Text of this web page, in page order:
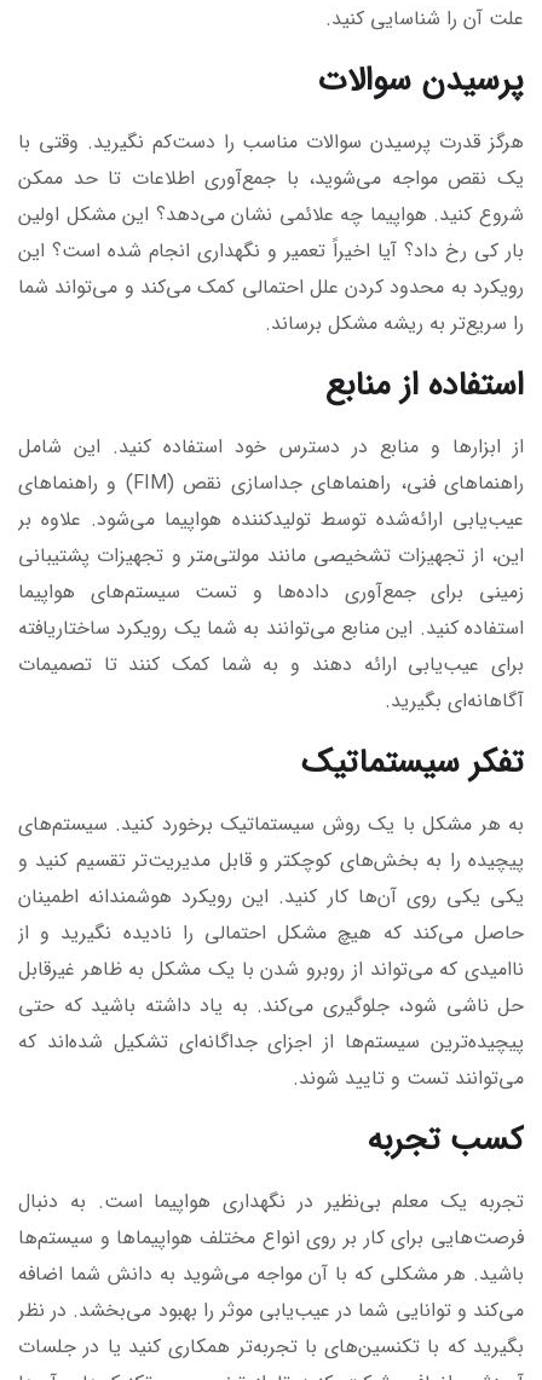
علت آن را شناسایی کنید.
پرسیدن سوالات
هرگز قدرت پرسیدن سوالات مناسب را دست‌کم نگیرید. وقتی با
یک نقص مواجه می‌شوید، با جمع‌آوری اطلاعات تا حد ممکن
شروع کنید. هواپیما چه علائمی نشان می‌دهد؟ این مشکل اولین
بار کی رخ داد؟ آیا اخیراً تعمیر و نگهداری انجام شده است؟ این
رویکرد به محدود کردن علل احتمالی کمک می‌کند و می‌تواند شما
را سریع‌تر به ریشه مشکل برساند.
استفاده از منابع
از ابزارها و منابع در دسترس خود استفاده کنید. این شامل
راهنماهای فنی، راهنماهای جداسازی نقص (FIM) و راهنماهای
عیب‌یابی ارائه‌شده توسط تولیدکننده هواپیما می‌شود. علاوه بر
این، از تجهیزات تشخیصی مانند مولتی‌متر و تجهیزات پشتیبانی
زمینی برای جمع‌آوری داده‌ها و تست سیستم‌های هواپیما
استفاده کنید. این منابع می‌توانند به شما یک رویکرد ساختاریافته
برای عیب‌یابی ارائه دهند و به شما کمک کنند تا تصمیمات
آگاهانه‌ای بگیرید.
تفکر سیستماتیک
به هر مشکل با یک روش سیستماتیک برخورد کنید. سیستم‌های
پیچیده را به بخش‌های کوچکتر و قابل مدیریت‌تر تقسیم کنید و
یکی یکی روی آن‌ها کار کنید. این رویکرد هوشمندانه اطمینان
حاصل می‌کند که هیچ مشکل احتمالی را نادیده نگیرید و از
ناامیدی که می‌تواند از روبرو شدن با یک مشکل به ظاهر غیرقابل
حل ناشی شود، جلوگیری می‌کند. به یاد داشته باشید که حتی
پیچیده‌ترین سیستم‌ها از اجزای جداگانه‌ای تشکیل شده‌اند که
می‌توانند تست و تایید شوند.
کسب تجربه
تجربه یک معلم بی‌نظیر در نگهداری هواپیما است. به دنبال
فرصت‌هایی برای کار بر روی انواع مختلف هواپیماها و سیستم‌ها
باشید. هر مشکلی که با آن مواجه می‌شوید به دانش شما اضافه
می‌کند و توانایی شما در عیب‌یابی موثر را بهبود می‌بخشد. در نظر
بگیرید که با تکنسین‌های با تجربه‌تر همکاری کنید یا در جلسات